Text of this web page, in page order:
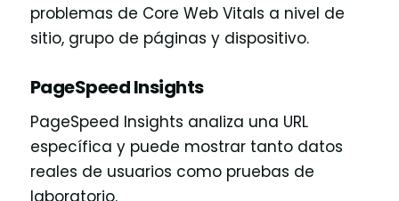
problemas de Core Web Vitals a nivel de
sitio, grupo de páginas y dispositivo.
PageSpeed Insights
PageSpeed Insights analiza una URL
específica y puede mostrar tanto datos
reales de usuarios como pruebas de
laboratorio.